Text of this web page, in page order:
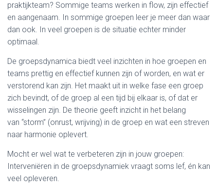
praktijkteam? Sommige teams werken in flow, zijn effectief
en aangenaam. In sommige groepen leer je meer dan waar
dan ook. In veel groepen is de situatie echter minder
optimaal.
De groepsdynamica biedt veel inzichten in hoe groepen en
teams prettig en effectief kunnen zijn of worden, en wat er
verstorend kan zijn. Het maakt uit in welke fase een groep
zich bevindt, of de groep al een tijd bij elkaar is, of dat er
wisselingen zijn. De theorie geeft inzicht in het belang
van “storm” (onrust, wrijving) in de groep en wat een streven
naar harmonie oplevert.
Mocht er wel wat te verbeteren zijn in jouw groepen:
Interveniëren in de groepsdynamiek vraagt soms lef, én kan
veel opleveren.